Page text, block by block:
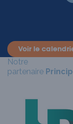
voir le
Notre
partenaire